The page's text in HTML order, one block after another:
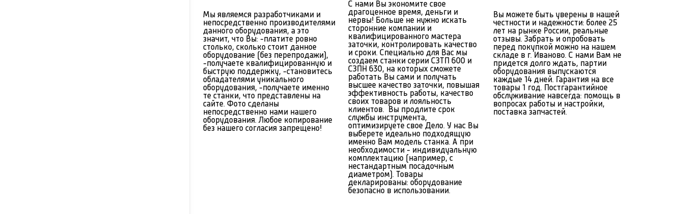
Мы являемся разработчиками и
непосредственно производителями
данного оборудования, а это
значит, что Вы: -платите ровно
столько, сколько стоит данное
оборудование (без перепродажи),
-получаете квалифицированную и
быструю поддержку, -становитесь
обладателями уникального
оборудования, -получаете именно
те станки, что представлены на
сайте. Фото сделаны
непосредственно нами нашего
оборудования. Любое копирование
без нашего согласия запрещено!
С нами Вы экономите свое
драгоценное время, деньги и
нервы! Больше не нужно искать
сторонние компании и
квалифицированного мастера
заточки, контролировать качество
и сроки. Специально для Вас мы
создаем станки серии СЗТП 600 и
СЗПН 630, на которых сможете
работать Вы сами и получать
высшее качество заточки, повышая
эффективность работы, качество
своих товаров и лояльность
клиентов. Вы продлите срок
службы инструмента,
оптимизируете свое Дело. У нас Вы
выберете идеально подходящую
именно Вам модель станка. А при
необходимости - индивидуальную
комплектацию (например, с
нестандартным посадочным
диаметром). Товары
декларированы: оборудование
безопасно в использовании.
Вы можете быть уверены в нашей
честности и надежности: более 25
лет на рынке России, реальные
отзывы. Забрать и опробовать
перед покупкой можно на нашем
складе в г. Иваново. С нами Вам не
придется долго ждать, партии
оборудования выпускаются
каждые 14 дней. Гарантия на все
товары 1 год. Постгарантийное
обслуживание навсегда: помощь в
вопросах работы и настройки,
поставка запчастей.